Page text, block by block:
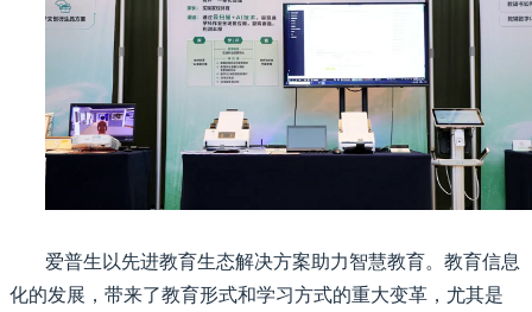
爱普生以先进教育生态解决方案助力智慧教育。教育信息
化的发展，带来了教育形式和学习方式的重大变革，尤其是